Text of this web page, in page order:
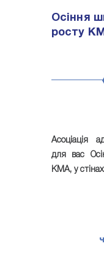
Осіння
росту
Асоціація
для вас
КМА, у